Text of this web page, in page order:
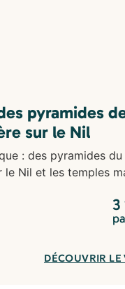
pyramides
sur le Nil
: des pyramides
Nil et les temples
3
DÉCOUVRIR LE